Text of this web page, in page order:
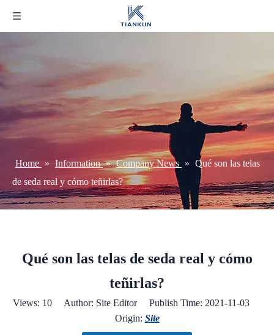
Home » Information » Company News » Qué son las telas
de seda real y cómo teñirlas?
Qué son las telas de seda real y cómo
teñirlas?
Views: 10Author: Site Editor Publish Time: 2021-11-03
Origin: Site